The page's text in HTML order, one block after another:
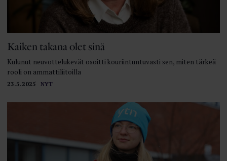
23.5.2025 NYT
Kaiken takana olet sinä
Kulunut neuvottelukevät osoitti kouriintuntuvasti sen, miten tärkeä
rooli on ammattiliitoilla